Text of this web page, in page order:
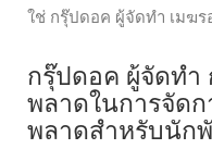
ใช่ กรุ๊ปดอค ผู้จัดทํา เมฆร
กรุ๊ปดอค ผู้จัดทํา
พลาดในการจัด
พลาดสําหรับนัก